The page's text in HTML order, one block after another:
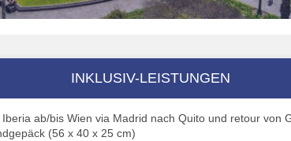
INKLUSIV-LEISTUNGEN
ab/bis Wien via Madrid nach Quito und retour von
(56 x 40 x 25 cm)